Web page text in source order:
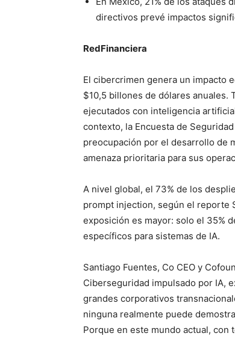
directivos prevé impactos
RedFinanciera
El cibercrimen genera un impacto
$10,5 billones de dólares anuales.
ejecutados con inteligencia
contexto, la Encuesta de
preocupación por el desarrollo de
amenaza prioritaria para sus
A nivel global, el 73% de los
prompt injection, según el reporte
exposición es mayor: solo el 35%
específicos para sistemas de IA.
Santiago Fuentes, Co CEO y
Ciberseguridad impulsado por IA,
grandes corporativos
ninguna realmente puede
Porque en este mundo actual,